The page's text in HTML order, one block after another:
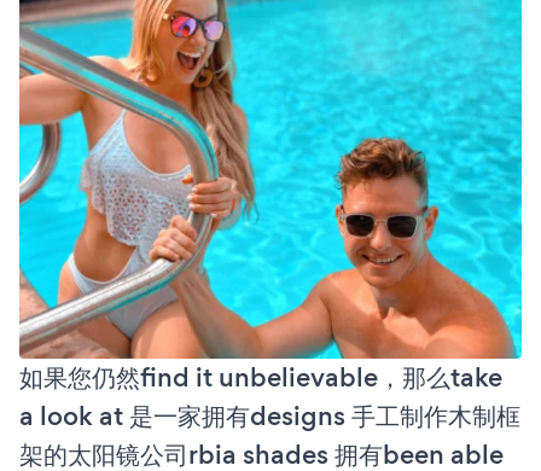
如果您仍然find it unbelievable，那么take
a look at 是一家拥有designs 手工制作木制框
架的太阳镜公司rbia shades 拥有been able